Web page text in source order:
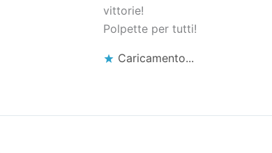
vittorie!
Polpette per tutti!
Caricamento...